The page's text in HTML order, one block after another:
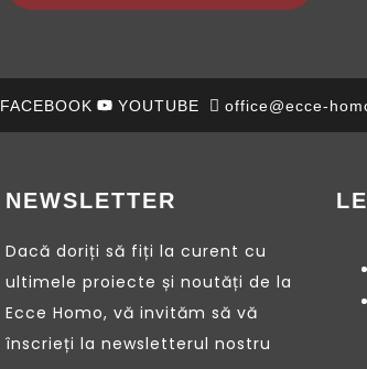
FACEBOOK YOUTUBE office@ecce-
NEWSLETTER
Dacă doriți să fiți la curent cu
ultimele proiecte și noutăți de la
Ecce Homo, vă invităm să vă
înscrieți la newsletterul nostru